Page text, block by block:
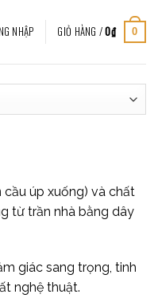
NHẬP GIỎ HÀNG /0₫ 0
úp xuống) và chất
từ trần nhà bằng dây
giác sang trọng, tinh
nghệ thuật.